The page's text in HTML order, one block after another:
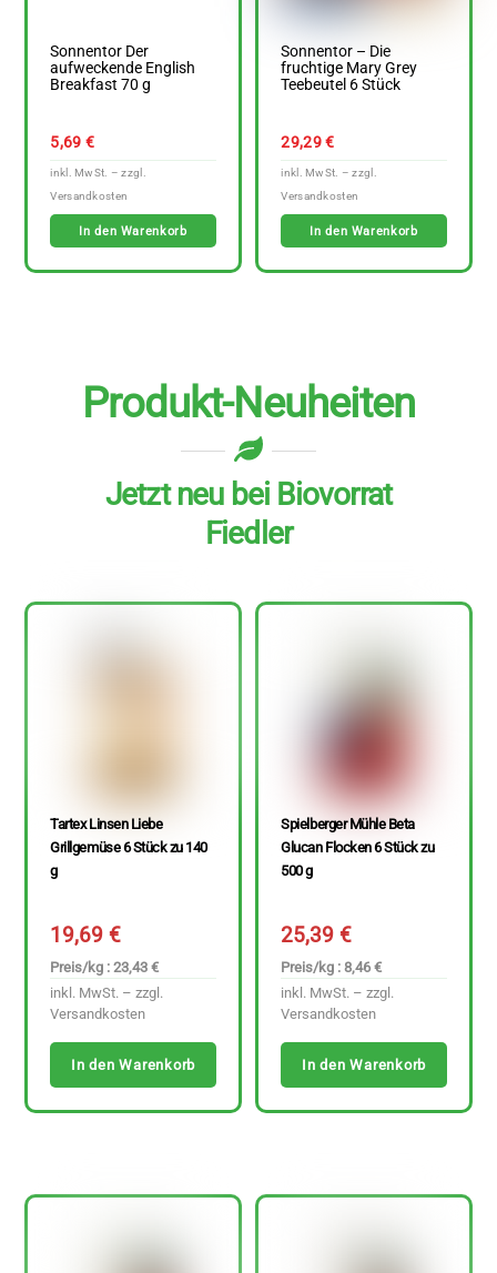
Sonnentor Der
aufweckende English
Breakfast 70 g
5,69 €
In den Warenkorb
Sonnentor – Die
fruchtige Mary Grey
Teebeutel 6 Stück
29,29€
In den Warenkorb
Produkt-Neuheiten
Jetzt neu bei Biovorrat
Fiedler
Tartex Linsen Liebe
Grillgemüse 6 Stück zu 140
g
19,69€
Preis/kg : 23,43 €
inkl. MwSt. – zzgl.
Versandkosten
In den Warenkorb
Spielberger Mühle Beta
Glucan Flocken 6 Stück zu
500 g
25,39€
Preis/kg : 8,46 €
inkl. MwSt. – zzgl.
Versandkosten
In den Warenkorb